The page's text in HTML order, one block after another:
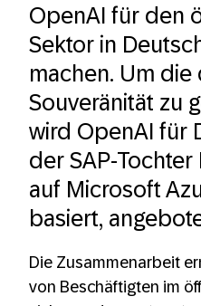
OpenAI für den
Sektor in
machen. Um die
Souveränität zu
wird OpenAI für
der SAP-
auf Microsoft
basiert,
Die Zusammenarbeit
von Beschäftigten im